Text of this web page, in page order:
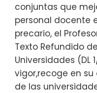
conjuntas que
personal docente
precario, el
Texto Refundido
Universidades (DL
vigor,recoge en
de las